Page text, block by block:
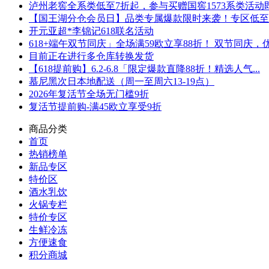
泸州老窖全系类低至7折起，参与买赠国窖1573系类活动
【国王湖分仓会员日】品类专属爆款限时来袭！专区低
开元亚超*李锦记618联名活动
618+端午双节同庆」全场满59欧立享88折！ 双节同庆，
目前正在进行多仓库转换发货
【618提前购】6.2-6.8「限定爆款直降88折！精选人气...
慕尼黑次日本地配送（周一至周六13-19点）
2026年复活节全场无门槛9折
复活节提前购-满45欧立享受9折
商品分类
首页
热销榜单
新品专区
特价区
酒水乳饮
火锅专栏
特价专区
生鲜冷冻
方便速食
积分商城